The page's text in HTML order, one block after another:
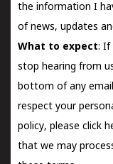
the information I
of news, updates
What to expect: If
stop hearing from
bottom of any
respect your
policy, please click
that we may